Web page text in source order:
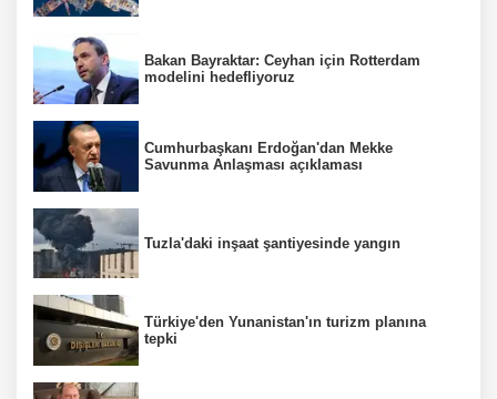
Bakan Bayraktar: Ceyhan için Rotterdam
modelini hedefliyoruz
Cumhurbaşkanı Erdoğan'dan Mekke
Savunma Anlaşması açıklaması
Tuzla'daki inşaat şantiyesinde yangın
Türkiye'den Yunanistan'ın turizm planına
tepki